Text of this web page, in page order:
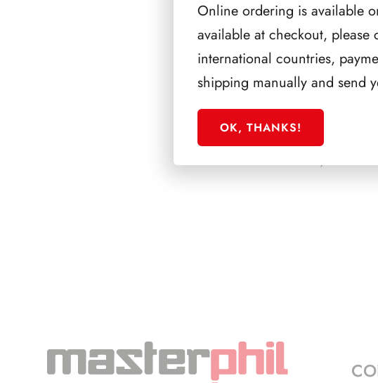
PRESIDENZA
NAPOLITANO 2006/2013
Online ordering is available
available at checkout, please
international countries,
shipping manually and send
OK, THANKS!